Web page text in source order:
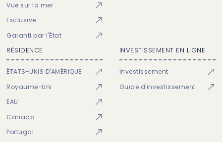
Vue sur la mer
Exclusive
Garanti par l'État
RÉSIDENCE
ÉTATS-UNIS D'AMÉRIQUE
Royaume-Uni
EAU
Canada
Portugal
INVESTISSEMENT EN LIGNE
Investissement
Guide d'investissement